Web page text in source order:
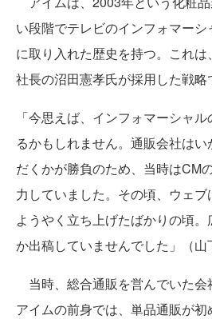
い段階でテレビのインフォマー
に取り入れた歴史を持つ。これ
社長の沼田憲孝氏が採用した戦略
「今思えば、インフォマーシャ
るかもしれません。通販会社は
だくかが勝負のため、当時はCM
力していました。その頃、ウェ
ようやく立ち上げたばかりの頃
か出稿していませんでした」（山
当時、総合通販を営んでいた会
アイムの前身では、単品通販が